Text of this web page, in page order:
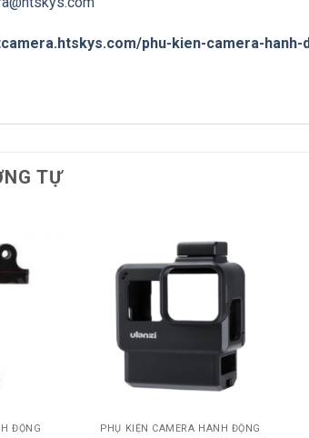
phu-kien-camera-
TỰ
ĐỘNG PHỤ KIỆN CAMERA HÀNH ĐỘNG